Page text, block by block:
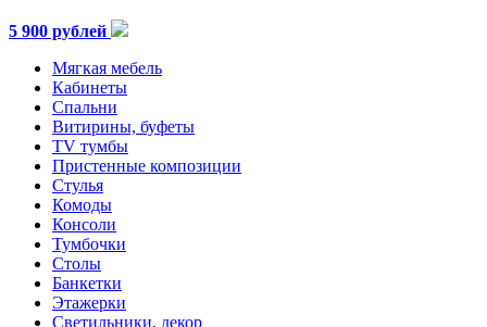
5 900 рублей
Мягкая мебель
Кабинеты
Спальни
Витирины, буфеты
TV тумбы
Пристенные композиции
Стулья
Комоды
Консоли
Тумбочки
Столы
Банкетки
Этажерки
Светильники, декор